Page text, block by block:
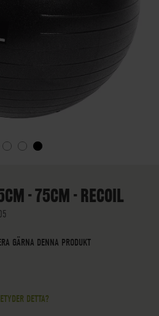
- 75CM - RECOIL
GÄRNA DENNA PRODUKT
DETTA?